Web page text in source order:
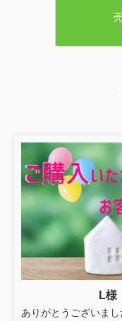
L様
ありがとうございまし